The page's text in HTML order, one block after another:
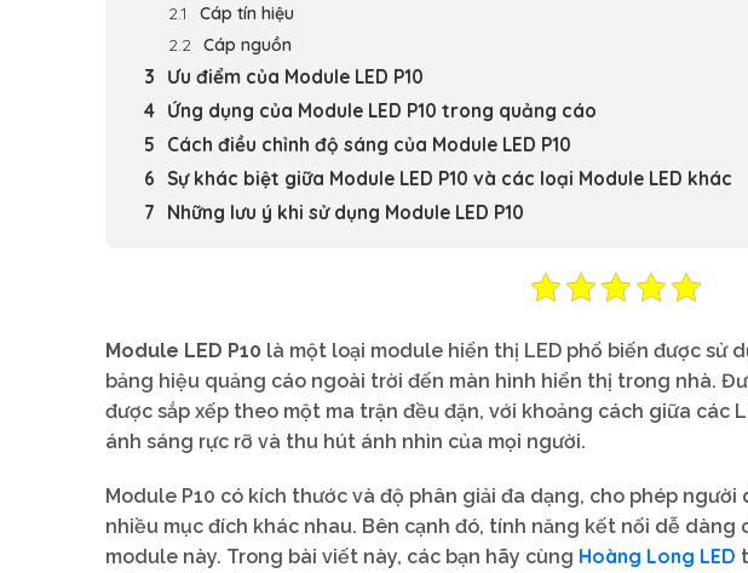
Cáp tín hiệu
Cáp nguồn
Ưu điểm của Module LED P10
Ứng dụng của Module LED P10 trong quảng cáo
Cách điều chỉnh độ sáng của Module LED P10
Sự khác biệt giữa Module LED P10 và các loại Module LED khác
Những lưu ý khi sử dụng Module LED P10
Module LED P10 là một loại module hiển thị LED phổ biến được sử
bảng hiệu quảng cáo ngoài trời đến màn hình hiển thị trong nhà.
được sắp xếp theo một ma trận đều đặn, với khoảng cách giữa các
ánh sáng rực rỡ và thu hút ánh nhìn của mọi người.
Module P10 có kích thước và độ phân giải đa dạng, cho phép
nhiều mục đích khác nhau. Bên cạnh đó, tính năng kết nối dễ
module này. Trong bài viết này, các bạn hãy cùng Hoàng Long LED